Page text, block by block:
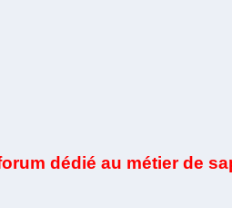
dédié au métier de